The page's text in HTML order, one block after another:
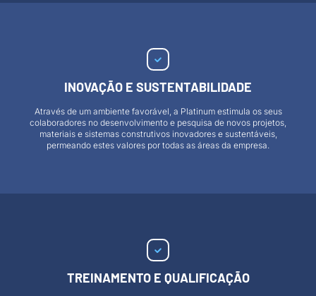
INOVAÇÃO E SUSTENTABILIDADE
Através de um ambiente favorável, a Platinum estimula os seus
colaboradores no desenvolvimento e pesquisa de novos projetos,
materiais e sistemas construtivos inovadores e sustentáveis,
permeando estes valores por todas as áreas da empresa.
TREINAMENTO E QUALIFICAÇÃO